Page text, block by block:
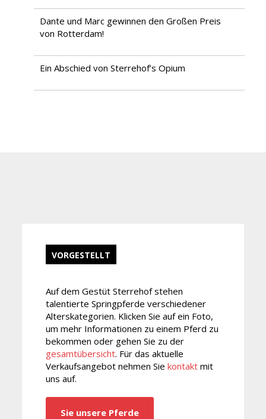
Dante und Marc gewinnen den Großen Preis
von Rotterdam!
Ein Abschied von Sterrehof’s Opium
VORGESTELLT
Auf dem Gestüt Sterrehof stehen
talentierte Springpferde verschiedener
Alterskategorien. Klicken Sie auf ein Foto,
um mehr Informationen zu einem Pferd zu
bekommen oder gehen Sie zu der
gesamtübersicht. Für das aktuelle
Verkaufsangebot nehmen Siekontakt mit
uns auf.
Sie unsere Pferde